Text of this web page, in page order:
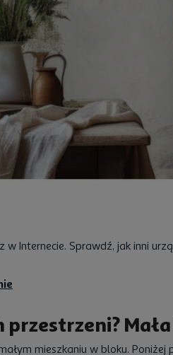
Internecie. Sprawdź, jak inni
mieszkaniu w bloku.